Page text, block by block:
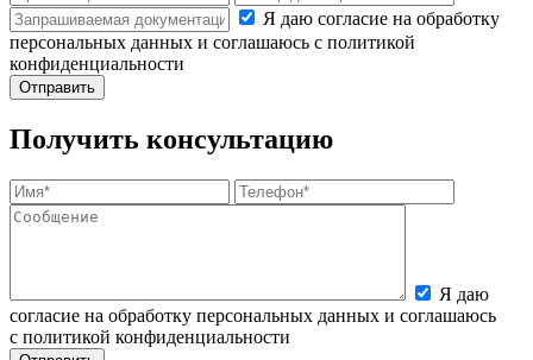
Я даю согласие на обработку
персональных данных и соглашаюсь с политикой
конфиденциальности
Получить консультацию
Я даю
согласие на обработку персональных данных и соглашаюсь
с политикой конфиденциальности